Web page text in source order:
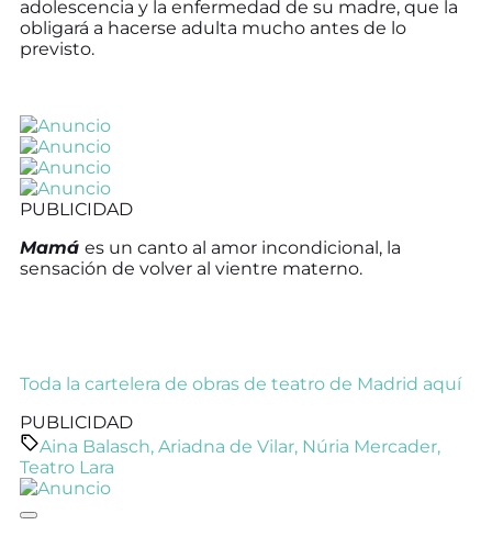
adolescencia y la enfermedad de su madre, que la
obligará a hacerse adulta mucho antes de lo
previsto.
PUBLICIDAD
Mamá es un canto al amor incondicional, la
sensación de volver al vientre materno.
Toda la cartelera de obras de teatro de Madrid aquí
PUBLICIDAD
Aina Balasch, Ariadna de Vilar, Núria Mercader,
Teatro Lara